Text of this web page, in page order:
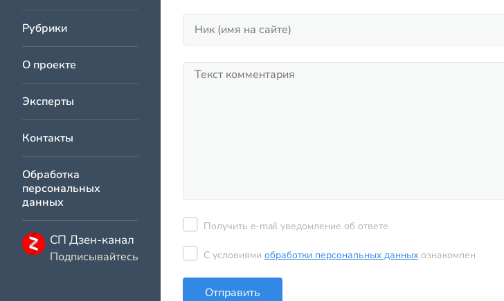
Рубрики
О проекте
Эксперты
Контакты
Обработка
персональных
данных
СП Дзен-канал
Подписывайтесь
Получить e-mail уведомление об ответе
С условиями обработки персональных данных ознакомлен
Отправить